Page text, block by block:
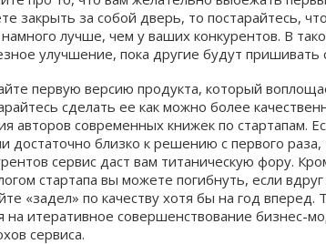
закрыть за собой дверь, то постарайтесь,
лучше, чем у ваших конкурентов. В
улучшение, пока другие будут
первую версию продукта, который
сделать ее как можно более
авторов современных книжек по стартапам.
достаточно близко к решению с первого
сервис даст вам титаническую фору.
стартапа вы можете погибнуть, если
«задел» по качеству хотя бы на год
на итеративное совершенствование бизнес-
сервиса.